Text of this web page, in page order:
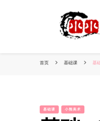
首页 基础课 基
基础课 小熊美术